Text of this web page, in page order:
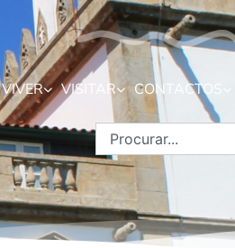
VIVER VISITAR CONTACTOS